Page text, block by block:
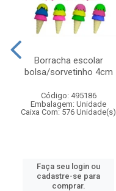
Borracha escolar
bolsa/sorvetinho 4cm
Código: 495186
Embalagem: Unidade
Caixa Com: 576 Unidade(s)
Faça seu login ou
cadastre-se para
comprar.